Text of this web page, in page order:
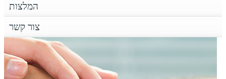
המלצות
צור קשר